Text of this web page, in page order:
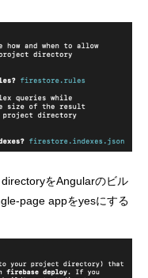
をAngularのビル
page appをyesにする